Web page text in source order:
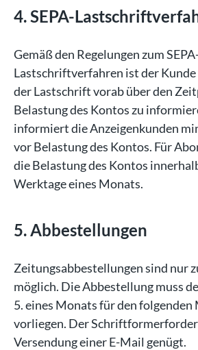
4. SEPA-
Gemäß den Regelungen zum
Lastschriftverfahren ist der
der Lastschrift vorab über den
Belastung des Kontos zu
informiert die Anzeigenkunden
vor Belastung des Kontos. Für
die Belastung des Kontos
Werktage eines Monats.
5. Abbestellungen
Zeitungsabbestellungen sind nur
möglich. Die Abbestellung muss
5. eines Monats für den
vorliegen. Der
Versendung einer E-Mail genügt.